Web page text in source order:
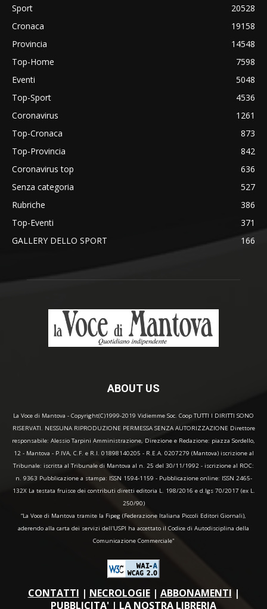
Sport
20528
Cronaca
19158
Provincia
14548
Top-Home
7598
Eventi
5048
Top-Sport
4536
Coronavirus
1261
Top-Cronaca
873
Top-Provincia
842
Coronavirus top
636
Senza categoria
527
Rubriche
386
Top-Eventi
371
GALLERY DELLO SPORT
166
ABOUT US
La Voce di Mantova - Copyright(C)1999-2019 Vidiemme Soc. Coop TUTTI I DIRITTI SONO
RISERVATI. NESSUNA RIPRODUZIONE PERMESSA SENZA AUTORIZZAZIONE Direttore
responsabile: Alessio Tarpini Amministrazione, Direzione e Redazione: piazza Sordello,
12 - Mantova - P.IVA, C.F. e R.I. 01898140205 - R.E.A. 0207279 (Mantova) iscrizione al
Tribunale: iscritta al Tribunale di Mantova al n. 25 del 30/11/1992 - iscrizione al ROC:
n. 9363 Pubblicazione a stampa: ISSN 1594-1159 - Pubblicazione online: ISSN 2465-
132X La testata fruisce dei contributi diretti editoria L. 198/2016 e d.lgs 70/2017 (ex L.
250/90)
“La Voce di Mantova tramite la Fipeg (Federazione Italiana Piccoli Editori Giornali),
aderendo alla carta dei servizi dell'USPI ha accettato il Codice di Autodisciplina della
Comunicazione Commerciale"
CONTATTI | NECROLOGIE| ABBONAMENTI |
PUBBLICITA' | LA NOSTRA LIBRERIA